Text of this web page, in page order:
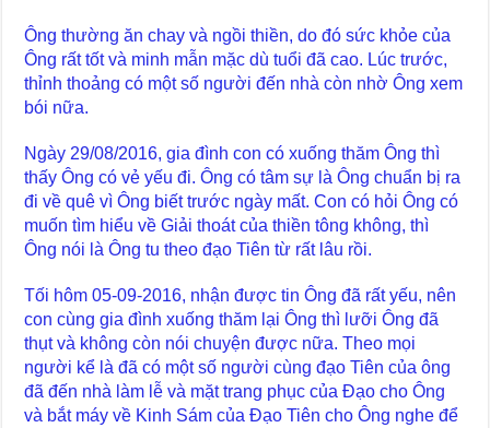
Ông thường ăn chay và ngồi thiền, do đó sức khỏe của
Ông rất tốt và minh mẫn mặc dù tuổi đã cao. Lúc trước,
thỉnh thoảng có một số người đến nhà còn nhờ Ông xem
bói nữa.
Ngày 29/08/2016, gia đình con có xuống thăm Ông thì
thấy Ông có vẻ yếu đi. Ông có tâm sự là Ông chuẩn bị ra
đi về quê vì Ông biết trước ngày mất. Con có hỏi Ông có
muốn tìm hiểu về Giải thoát của thiền tông không, thì
Ông nói là Ông tu theo đạo Tiên từ rất lâu rồi.
Tối hôm 05-09-2016, nhận được tin Ông đã rất yếu, nên
con cùng gia đình xuống thăm lại Ông thì lưỡi Ông đã
thụt và không còn nói chuyện được nữa. Theo mọi
người kể là đã có một số người cùng đạo Tiên của ông
đã đến nhà làm lễ và mặt trang phục của Đạo cho Ông
và bắt máy về Kinh Sám của Đạo Tiên cho Ông nghe để